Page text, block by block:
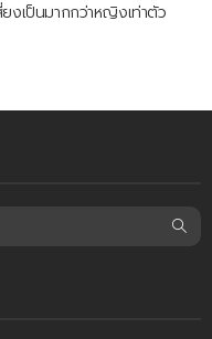
งเป็นมากกว่าหญิงเท่าตัว